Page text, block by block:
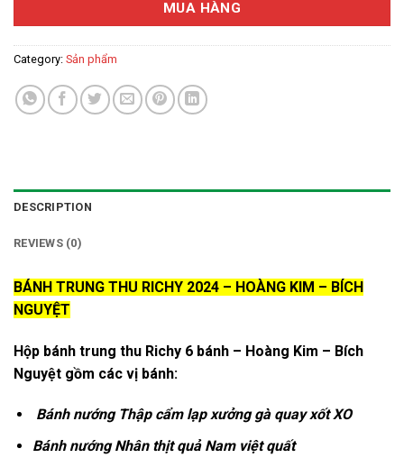
MUA HÀNG
Category: Sản phẩm
DESCRIPTION
REVIEWS (0)
BÁNH TRUNG THU RICHY 2024 – HOÀNG KIM – BÍCH
NGUYỆT
Hộp bánh trung thu Richy 6 bánh – Hoàng Kim – Bích
Nguyệt gồm các vị bánh:
Bánh nướng Thập cẩm lạp xưởng gà quay xốt XO
Bánh nướng Nhân thịt quả Nam việt quất